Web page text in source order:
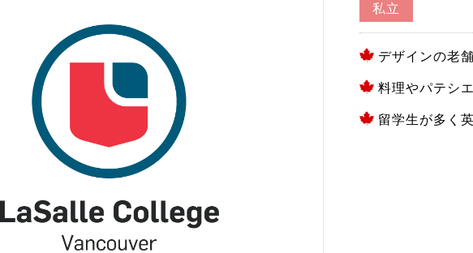
私立
デザインの老
料理やパテシ
留学生が多く